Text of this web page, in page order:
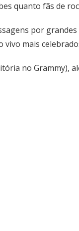
quanto fãs de
por
mais
no Grammy),